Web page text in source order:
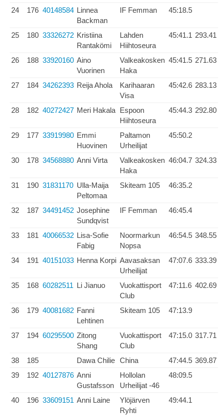
24 176 40148584 Linnea
Backman
IF Femman 45:18.5
25 180 33326272 Kristiina
Rantakömi
Lahden
Hiihtoseura
45:41.1 293.41
26 188 33920160 Aino
Vuorinen
Valkeakosken
Haka
45:41.5 271.63
27 184 34262393 Reija Ahola
Karihaaran
Visa
45:42.6 283.13
28 182 40272427 Meri Hakala Espoon
Hiihtoseura
45:44.3 292.80
29 177 33919980 Emmi
Huovinen
Paltamon
Urheilijat
45:50.2
30 178 34568880 Anni Virta
Valkeakosken
Haka
46:04.7 324.33
31 190 31831170 Ulla-Maija
Peltomaa
Skiteam 105 46:35.2
32 187 34491452 Josephine
Sundqvist
IF Femman 46:45.4
33 181 40066532 Lisa-Sofie
Fabig
Noormarkun
Nopsa
46:54.5 348.55
34 191 40151033 Henna Korpi Aavasaksan
Urheilijat
47:07.6 333.39
35 168 60282511 Li Jianuo
Vuokattisport
Club
47:11.6 402.69
36 179 40081682 Fanni
Lehtinen
Skiteam 105 47:13.9
37 194 60295500 Zitong
Shang
Vuokattisport
Club
47:15.0 317.71
38 185 Dawa Chilie China 47:44.5 369.87
39
192 40127876 Anni
Gustafsson
Hollolan
Urheilijat -46
48:09.5
40 196 33609151 Anni Laine
Ylöjärven
Ryhti
49:44.1